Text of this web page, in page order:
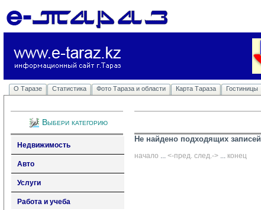
О Таразе Статистика Фото Тараза и области Карта Тараза Гостиницы
Выбери категорию
Недвижимость
Авто
Услуги
Работа и учеба
Не найдено подходящих записей
начало ... <-пред. след.-> ... конец